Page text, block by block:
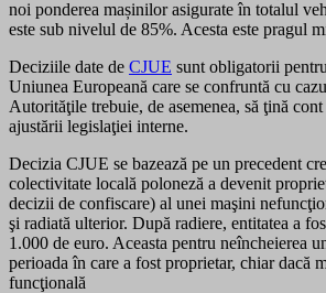
noi ponderea mașinilor asigurate în totalul
este sub nivelul de 85%. Acesta este pragul
Deciziile date de CJUE sunt obligatorii
Uniunea Europeană care se confruntă cu
Autorităţile trebuie, de asemenea, să ţină
ajustării legislaţiei interne.
Decizia CJUE se bazează pe un precedent
colectivitate locală poloneză a devenit
decizii de confiscare) al unei maşini
şi radiată ulterior. După radiere, entitatea a
1.000 de euro. Aceasta pentru neîncheierea
perioada în care a fost proprietar, chiar dacă
funcţională